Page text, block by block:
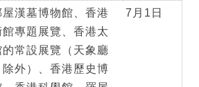
屋漢墓博物館、香港
館專題展覽、香港太
的常設展覽（天象廳
除外）、香港歷史博
7月1日